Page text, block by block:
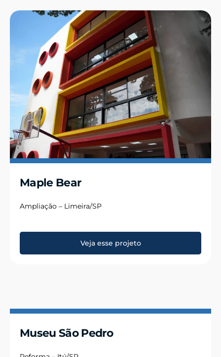
Maple Bear
Ampliação – Limeira/SP
Veja esse projeto
Museu São Pedro